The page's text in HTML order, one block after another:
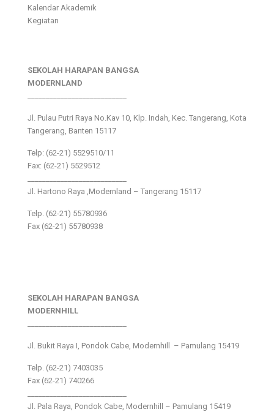
Kalendar Akademik
Kegiatan
SEKOLAH HARAPAN BANGSA
MODERNLAND
Jl. Pulau Putri Raya No.Kav 10, Klp. Indah, Kec. Tangerang, Kota
Tangerang, Banten 15117
Telp: (62-21) 5529510/11
Fax: (62-21) 5529512
Jl. Hartono Raya ,Modernland – Tangerang 15117
Telp. (62-21) 55780936
Fax (62-21) 55780938
SEKOLAH HARAPAN BANGSA
MODERNHILL
Jl. Bukit Raya I, Pondok Cabe, Modernhill – Pamulang 15419
Telp. (62-21) 7403035
Fax (62-21) 740266
Jl. Pala Raya, Pondok Cabe, Modernhill – Pamulang 15419